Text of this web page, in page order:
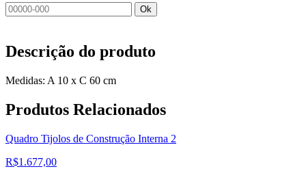
Ok
Descrição do produto
Medidas: A 10 x C 60 cm
Produtos Relacionados
Quadro Tijolos de Construção Interna 2
R$1.677,00